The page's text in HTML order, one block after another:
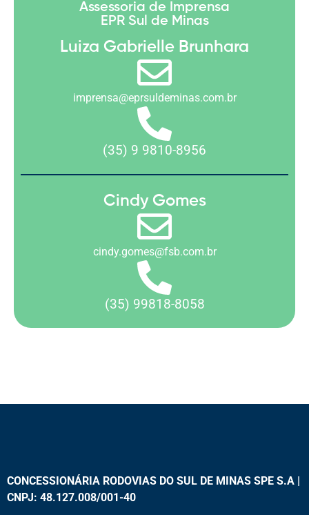
Assessoria de Imprensa
EPR Sul de Minas
Luiza Gabrielle Brunhara
imprensa@eprsuldeminas.com.br
(35) 9 9810-8956
Cindy Gomes
cindy.gomes@fsb.com.br
(35) 99818-8058
CONCESSIONÁRIA RODOVIAS DO SUL DE MINAS SPE S.A |
CNPJ: 48.127.008/001-40